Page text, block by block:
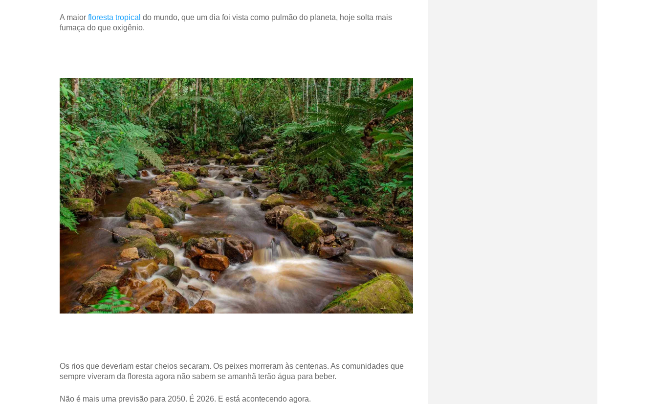
A maior floresta tropical do mundo, que um dia foi vista como pulmão do planeta, hoje solta mais
fumaça do que oxigênio.
Os rios que deveriam estar cheios secaram. Os peixes morreram às centenas. As comunidades que
sempre viveram da floresta agora não sabem se amanhã terão água para beber.
Não é mais uma previsão para 2050. É 2026. E está acontecendo agora.